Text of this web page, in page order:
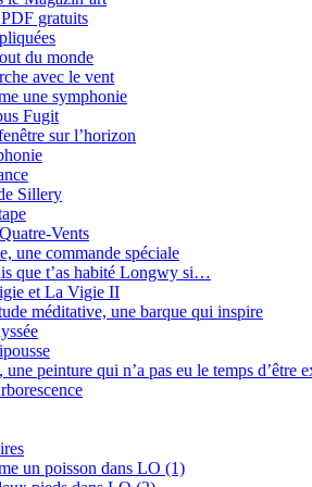
gratuits
du monde
avec le vent
une symphonie
Fugit
sur l’horizon
Sillery
Vents
une commande spéciale
que t’as habité Longwy si…
et La Vigie II
méditative, une barque qui inspire
une peinture qui n’a pas eu le temps d’être
un poisson dans LO (1)